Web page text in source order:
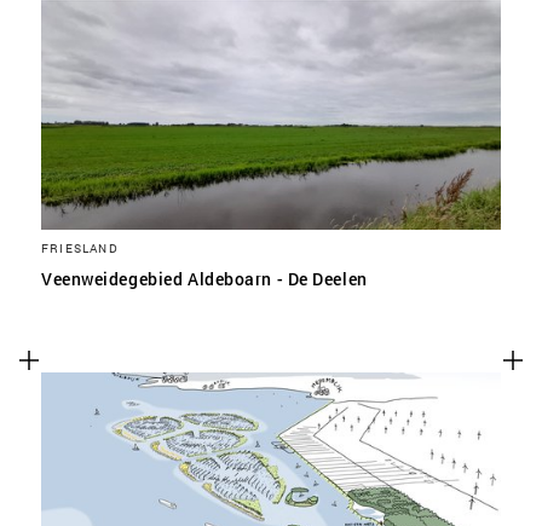
FRIESLAND
Veenweidegebied Aldeboarn - De Deelen